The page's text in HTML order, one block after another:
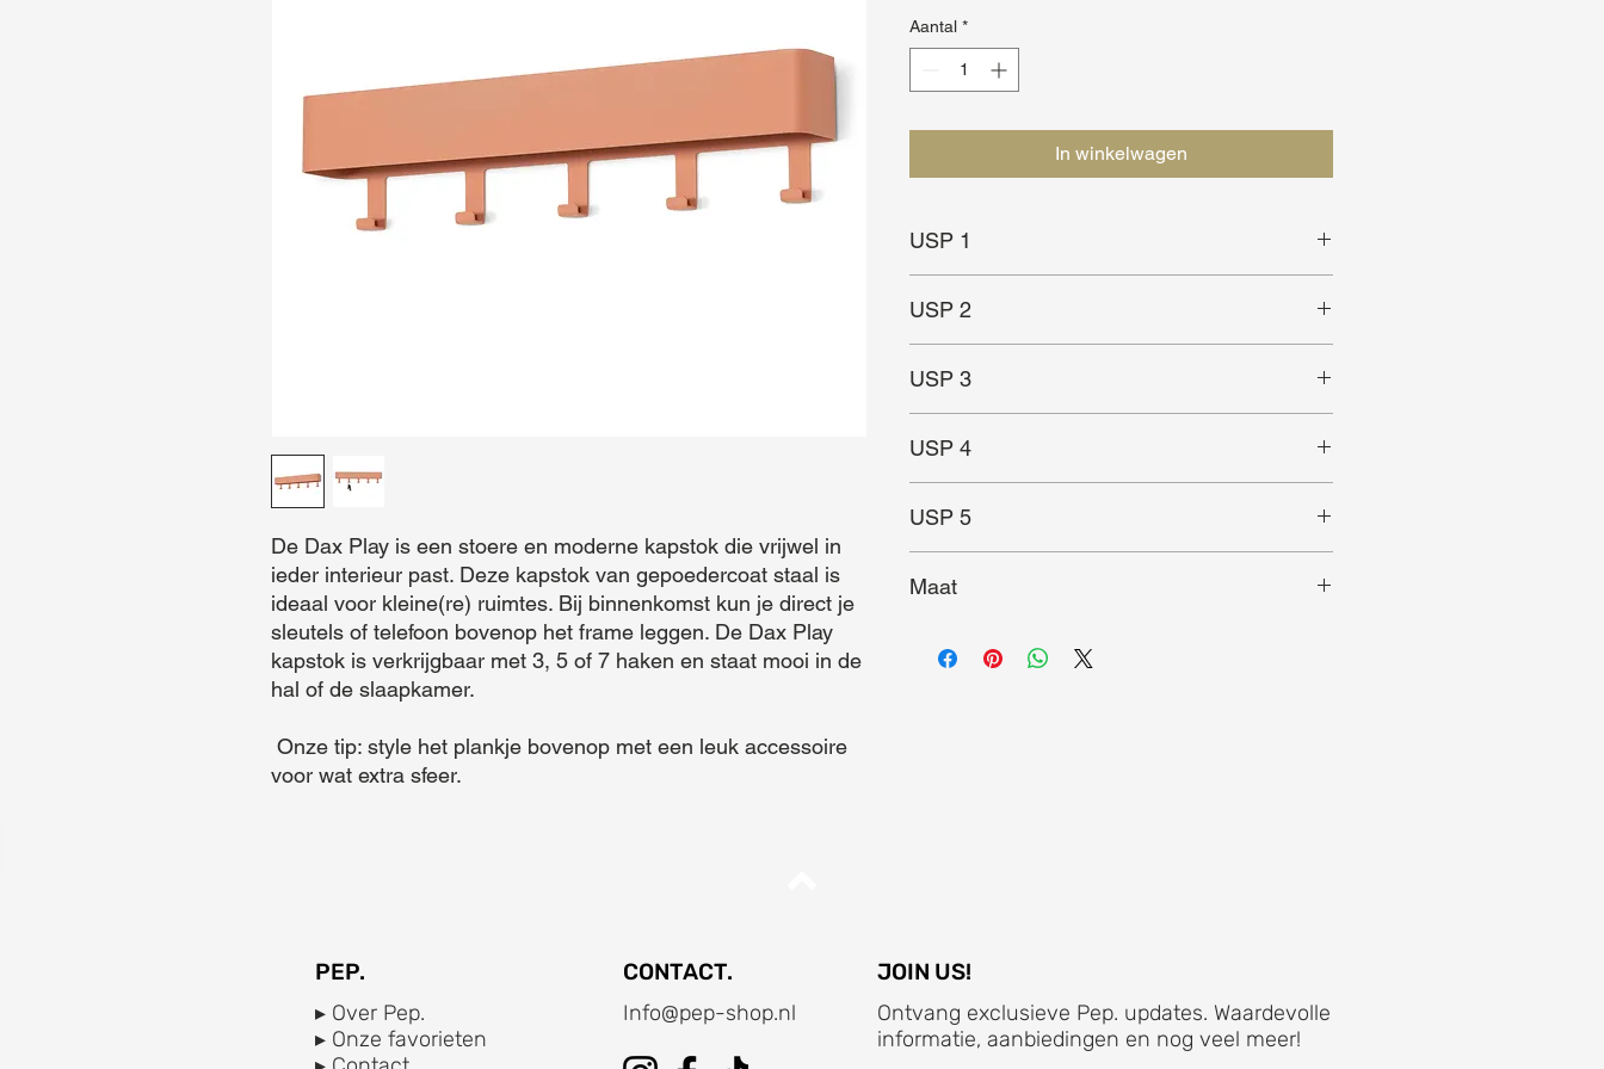
De Dax Play is een stoere en moderne kapstok die vrijwel in
ieder interieur past. Deze kapstok van gepoedercoat staal is
ideaal voor kleine(re) ruimtes. Bij binnenkomst kun je direct je
sleutels of telefoon bovenop het frame leggen. De Dax Play
kapstok is verkrijgbaar met 3, 5 of 7 haken en staat mooi in de
hal of de slaapkamer.
voor wat extra sfeer.
Aantal *
In winkelwagen
USP 1
USP 2
USP 3
USP 4
USP 5
Maat
PEP. CONTACT. JOIN US!
▸ Over Pep.
▸ Onze favorieten
Info@pep-shop.nl
Ontvang exclusieve Pep. updates. Waardevolle
informatie, aanbiedingen en nog veel meer!